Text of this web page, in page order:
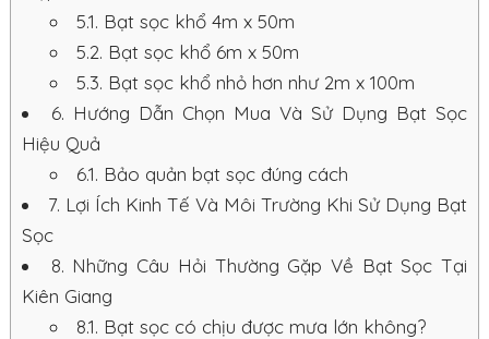
5.1. Bạt sọc khổ 4m x 50m
5.2. Bạt sọc khổ 6m x 50m
5.3. Bạt sọc khổ nhỏ hơn như 2m x 100m
6. Hướng Dẫn Chọn Mua Và Sử Dụng Bạt Sọc
Hiệu Quả
6.1. Bảo quản bạt sọc đúng cách
7. Lợi Ích Kinh Tế Và Môi Trường Khi Sử Dụng Bạt
Sọc
8. Những Câu Hỏi Thường Gặp Về Bạt Sọc Tại
Kiên Giang
8.1. Bạt sọc có chịu được mưa lớn không?